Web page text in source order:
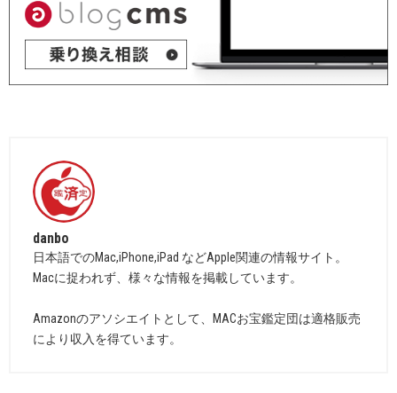
danbo
日本語でのMac,iPhone,iPad などApple関連の情報サイト。
Macに捉われず、様々な情報を掲載しています。
Amazonのアソシエイトとして、MACお宝鑑定団は適格販売
により収入を得ています。